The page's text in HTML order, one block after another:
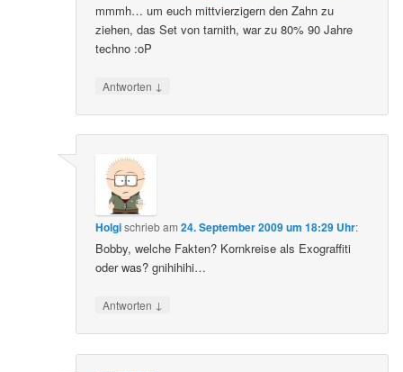
mmmh… um euch mittvierzigern den Zahn zu
ziehen, das Set von tarnith, war zu 80% 90 Jahre
techno :oP
Antworten ↓
Holgischriebam24. September 2009 um 18:29 Uhr:
Bobby, welche Fakten? Kornkreise als Exograffiti
oder was? gnihihihi…
Antworten ↓